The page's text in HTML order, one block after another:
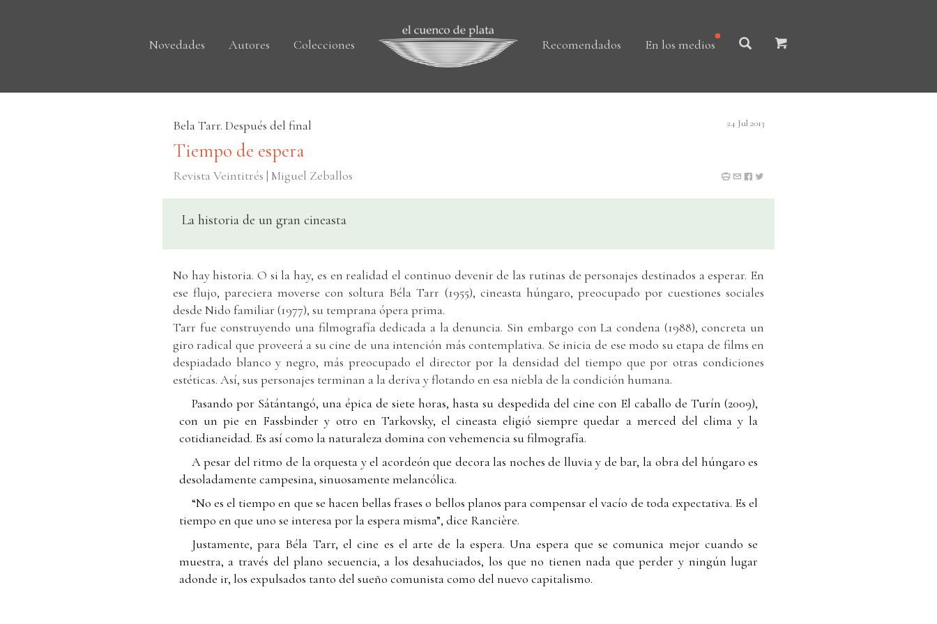
Novedades Autores Colecciones Recomendados En los medios
Bela Tarr. Después del final 24 Jul 2013
Tiempo de espera
Revista Veintitrés | Miguel Zeballos
La historia de un gran cineasta
No hay historia. O si la hay, es en realidad el continuo devenir de las rutinas de personajes destinados a esperar. En
ese flujo, pareciera moverse con soltura Béla Tarr (1955), cineasta húngaro, preocupado por cuestiones sociales
desde Nido familiar (1977), su temprana ópera prima.
Tarr fue construyendo una filmografía dedicada a la denuncia. Sin embargo con La condena (1988), concreta un
giro radical que proveerá a su cine de una intención más contemplativa. Se inicia de ese modo su etapa de films en
despiadado blanco y negro, más preocupado el director por la densidad del tiempo que por otras condiciones
estéticas. Así, sus personajes terminan a la deriva y flotando en esa niebla de la condición humana.
Pasando por Sátántangó, una épica de siete horas, hasta su despedida del cine con El caballo de Turín (2009),
con un pie en Fassbinder y otro en Tarkovsky, el cineasta eligió siempre quedar a merced del clima y la
cotidianeidad. Es así como la naturaleza domina con vehemencia su filmografía.
A pesar del ritmo de la orquesta y el acordeón que decora las noches de lluvia y de bar, la obra del húngaro es
desoladamente campesina, sinuosamente melancólica.
“No es el tiempo en que se hacen bellas frases o bellos planos para compensar el vacío de toda expectativa. Es el
tiempo en que uno se interesa por la espera misma”, dice Rancière.
Justamente, para Béla Tarr, el cine es el arte de la espera. Una espera que se comunica mejor cuando se
muestra, a través del plano secuencia, a los desahuciados, los que no tienen nada que perder y ningún lugar
adonde ir, los expulsados tanto del sueño comunista como del nuevo capitalismo.